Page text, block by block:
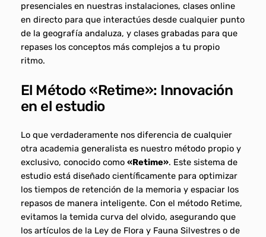
presenciales en nuestras instalaciones, clases online
en directo para que interactúes desde cualquier punto
de la geografía andaluza, y clases grabadas para que
repases los conceptos más complejos a tu propio
ritmo.
El Método «Retime»: Innovación
en el estudio
Lo que verdaderamente nos diferencia de cualquier
otra academia generalista es nuestro método propio y
exclusivo, conocido como «Retime». Este sistema de
estudio está diseñado científicamente para optimizar
los tiempos de retención de la memoria y espaciar los
repasos de manera inteligente. Con el método Retime,
evitamos la temida curva del olvido, asegurando que
los artículos de la Ley de Flora y Fauna Silvestres o de